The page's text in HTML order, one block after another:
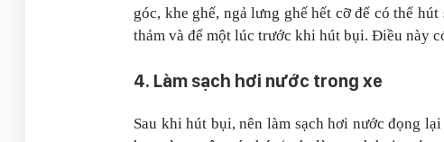
góc, khe ghế, ngả lưng ghế hết cỡ để có thể
thảm và để một lúc trước khi hút bụi. Điều này
4. Làm sạch hơi nước trong xe
Sau khi hút bụi, nên làm sạch hơi nước đọng